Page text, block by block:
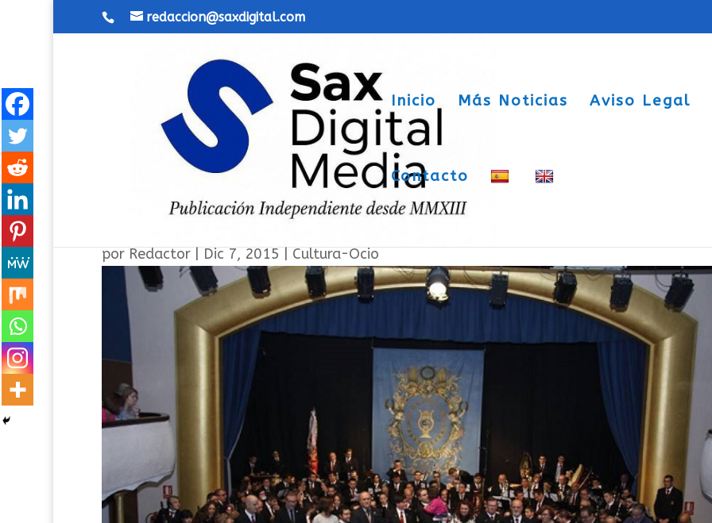
redaccion@saxdigital.com
Inicio Más Noticias Aviso Legal
Contacto
Impresionante, estupendo y genial
por Redactor| Dic 7, 2015 Cultura-Ocio